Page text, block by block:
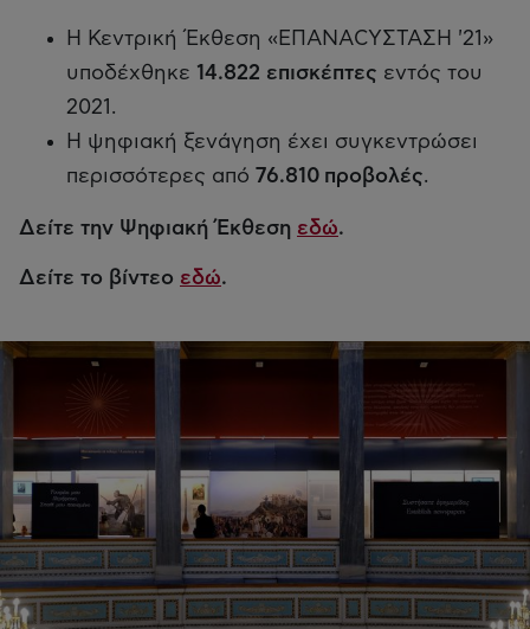
Η Κεντρική Έκθεση «ΕΠΑΝΑCΥΣΤΑΣΗ '21»
υποδέχθηκε 14.822 επισκέπτες εντός του
2021.
Η ψηφιακή ξενάγηση έχει συγκεντρώσει
περισσότερες από 76.810 προβολές.
Δείτε την Ψηφιακή Έκθεση εδώ.
Δείτε το βίντεο εδώ.